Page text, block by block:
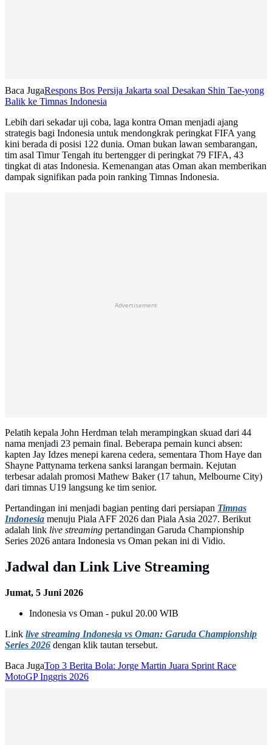
Baca JugaRespons Bos Persija Jakarta soal Desakan Shin Tae-yong
Balik ke Timnas Indonesia
Lebih dari sekadar uji coba, laga kontra Oman menjadi ajang
strategis bagi Indonesia untuk mendongkrak peringkat FIFA yang
kini berada di posisi 122 dunia. Oman bukan lawan sembarangan,
tim asal Timur Tengah itu bertengger di peringkat 79 FIFA, 43
tingkat di atas Indonesia. Kemenangan atas Oman akan memberikan
dampak signifikan pada poin ranking Timnas Indonesia.
Advertisement
Pelatih kepala John Herdman telah merampingkan skuad dari 44
nama menjadi 23 pemain final. Beberapa pemain kunci absen:
kapten Jay Idzes menepi karena cedera, sementara Thom Haye dan
Shayne Pattynama terkena sanksi larangan bermain. Kejutan
terbesar adalah promosi Mathew Baker (17 tahun, Melbourne City)
dari timnas U19 langsung ke tim senior.
Pertandingan ini menjadi bagian penting dari persiapan Timnas
Indonesia menuju Piala AFF 2026 dan Piala Asia 2027. Berikut
adalah link live streaming pertandingan Garuda Championship
Series 2026 antara Indonesia vs Oman pekan ini di Vidio.
Jadwal dan Link Live Streaming
Jumat, 5 Juni 2026
Indonesia vs Oman - pukul 20.00 WIB
Link live streaming Indonesia vs Oman: Garuda Championship
Series 2026 dengan klik tautan tersebut.
Baca JugaTop 3 Berita Bola: Jorge Martin Juara Sprint Race
MotoGP Inggris 2026